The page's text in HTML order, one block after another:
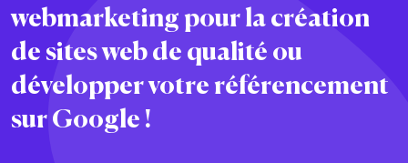
webmarketing pour la création
de sites web de qualité ou
développer votre référencement
sur Google !